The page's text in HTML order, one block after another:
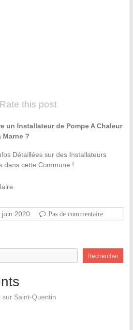
Rate this post
un Installateur de Pompe A Chaleur
Marne ?
Détaillées sur des Installateurs
dans cette Commune !
juin 2020 Pas de commentaire
Rechercher
Saint-Quentin